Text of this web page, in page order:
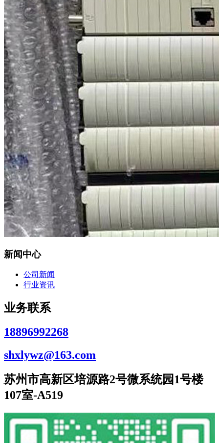
新闻中心
公司新闻
行业资讯
业务联系
18896992268
shxlywz@163.com
苏州市高新区培源路2号微系统园1号楼
107室-A519